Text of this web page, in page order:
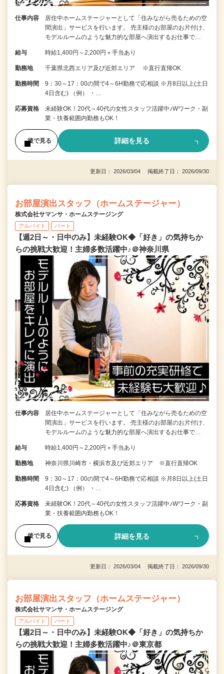
仕事内容
居住中ホームステージャーとして「住みながら売るための空
間演出」サービスを行います。 売主様のお部屋のお片付け、
モデルルームのような魅力的な部屋へ演出するお仕事で…
給与 時給1,400円～2,200円＋手当あり
勤務地 千葉県北西エリア及び近郊エリア ※直行直帰OK
勤務時間
9：30～17：00の間で4～6H勤務で応相談 ※月8日以上(土日
4日含む) （例） ・…
応募資格
未経験OK！20代～40代の女性スタッフ活躍中♪Wワーク・副
業・扶養範囲内勤務もOK！
後で見る 詳細を見る
更新日： 2026/03/04 掲載終了日： 2026/09/30
お部屋演出スタッフ（ホームステージャー）
株式会社サマンサ・ホームステージング
アルバイト パート
【週2日～・日中のみ】未経験OK◆「好き」の気持ちか
らの挑戦大歓迎！主婦多数活躍中♪＠神奈川県
仕事内容
居住中ホームステージャーとして「住みながら売るための空
間演出」サービスを行います。 売主様のお部屋のお片付け、
モデルルームのような魅力的な部屋へ演出するお仕事で…
給与 時給1,400円～2,200円＋手当あり
勤務地 神奈川県川崎市・横浜市及び近郊エリア ※直行直帰OK
勤務時間
9：30～17：00の間で4～6H勤務で応相談 ※月8日以上(土日
4日含む) （例） ・…
応募資格
未経験OK！20代～40代の女性スタッフ活躍中♪Wワーク・副
業・扶養範囲内勤務もOK！
後で見る 詳細を見る
更新日： 2026/03/04 掲載終了日： 2026/09/30
お部屋演出スタッフ（ホームステージャー）
株式会社サマンサ・ホームステージング
アルバイト パート
【週2日～・日中のみ】未経験OK◆「好き」の気持ちか
らの挑戦大歓迎！主婦多数活躍中♪＠東京都